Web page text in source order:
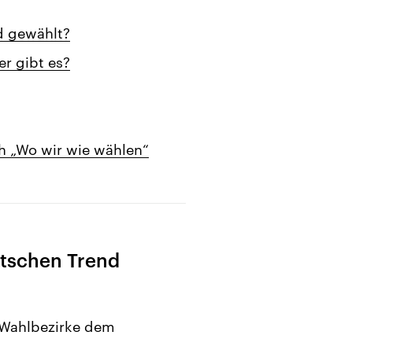
gewählt?
gibt es?
„Wo wir wie wählen“
Trend
dem